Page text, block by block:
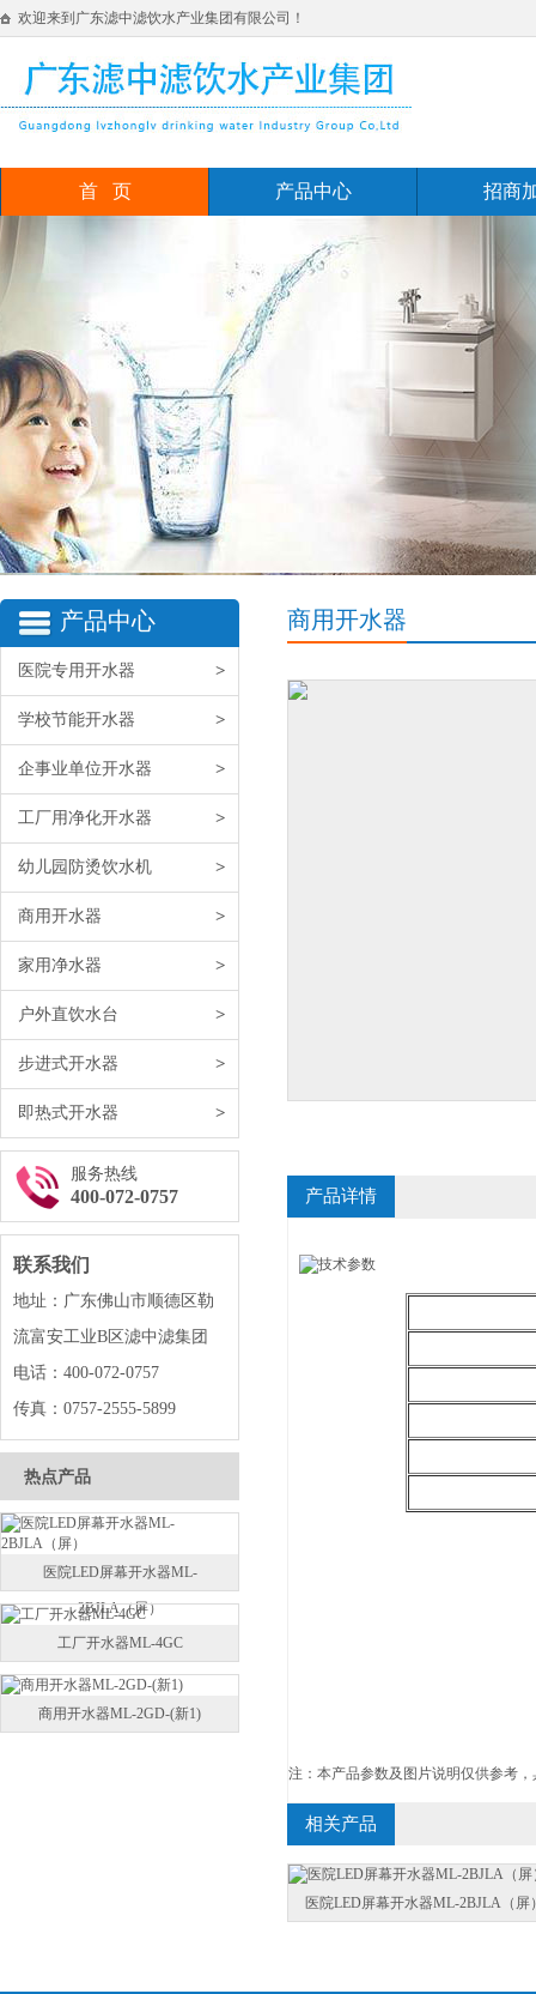
欢迎来到广东滤中滤饮水产业集团有限公司！
首 页 产品中心 招商
产品中心
医院专用开水器 >
学校节能开水器 >
企事业单位开水器 >
工厂用净化开水器 >
幼儿园防烫饮水机 >
商用开水器 >
家用净水器 >
户外直饮水台 >
步进式开水器 >
即热式开水器 >
服务热线
400-072-0757
联系我们
地址：广东佛山市顺德区勒
流富安工业B区滤中滤集团
电话：400-072-0757
传真：0757-2555-5899
热点产品
医院LED屏幕开水器ML-
2BJLA（屏）
工厂开水器ML-4GC
商用开水器ML-2GD-(新1)
商用开水器
产品详情
注：本产品参数及图片说明仅供参考
相关产品
医院LED屏幕开水器ML-2BJLA（屏